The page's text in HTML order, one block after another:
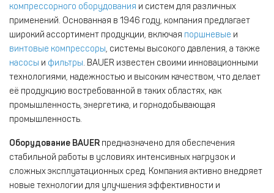
компрессорного оборудования и систем для различных
применений. Основанная в 1946 году, компания предлагает
широкий ассортимент продукции, включая поршневые и
винтовые компрессоры, системы высокого давления, а также
насосы и фильтры. BAUER известен своими инновационными
технологиями, надежностью и высоким качеством, что делает
её продукцию востребованной в таких областях, как
промышленность, энергетика, и горнодобывающая
промышленность.
Оборудование BAUER предназначено для обеспечения
стабильной работы в условиях интенсивных нагрузок и
сложных эксплуатационных сред. Компания активно внедряет
новые технологии для улучшения эффективности и